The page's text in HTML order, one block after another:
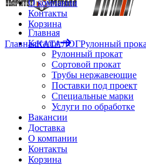
Главная
Каталог
Рулонный прокат
Сортовой прокат
Трубы нержавеющие
Поставки под проект
Специальные марки
Услуги по обработке
Вакансии
Доставка
О компании
Контакты
Корзина
О компании
Контакты
Корзина
ГлавнаяКАТАЛОГРулонный